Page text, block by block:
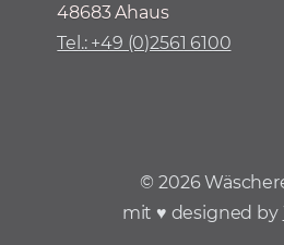
48683 Ahaus
Tel.: +49 (0)2561 6100
©2026
mit ♥ designed by